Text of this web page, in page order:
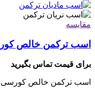
مقایسه
اسب ترکمن خالص
برای قیمت تماس بگیرید
اسب ترکمن خالص کورسی